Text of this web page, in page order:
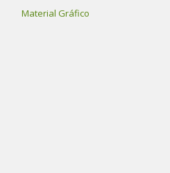
Material Gráfico